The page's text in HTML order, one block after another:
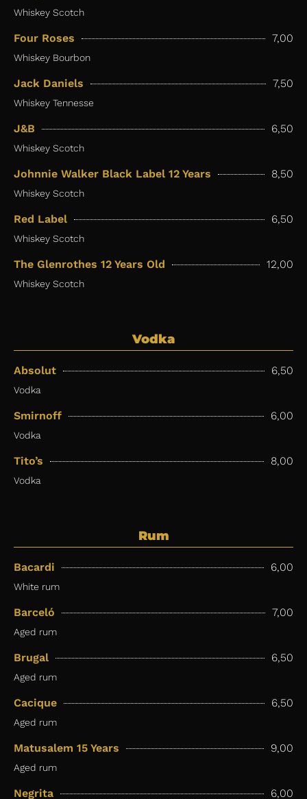
Whiskey Scotch
Four Roses 7,00
Whiskey Bourbon
Jack Daniels 7,50
Whiskey Tennesse
J&B 6,50
Whiskey Scotch
Johnnie Walker Black Label 12 Years 8,50
Whiskey Scotch
Red Label 6,50
Whiskey Scotch
The Glenrothes 12 Years Old 12,00
Whiskey Scotch
Vodka
Absolut 6,50
Vodka
Smirnoff 6,00
Vodka
Tito’s 8,00
Vodka
Rum
Bacardi 6,00
White rum
Barceló 7,00
Aged rum
Brugal 6,50
Aged rum
Cacique 6,50
Aged rum
Matusalem 15 Years 9,00
Aged rum
Negrita 6,00